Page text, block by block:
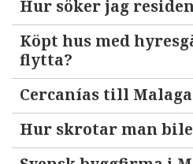
Hur söker jag
Köpt hus med
flytta?
Cercanías till
Hur skrotar man